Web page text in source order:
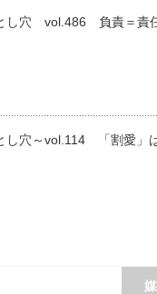
し穴 vol.486 負責＝責任
し穴～vol.114 「割愛」